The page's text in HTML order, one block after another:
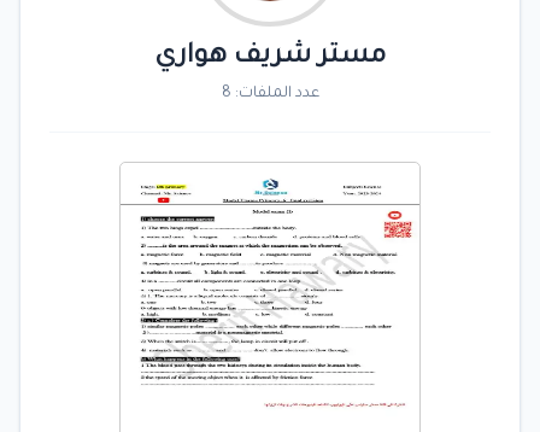
مستر شريف هواري
عدد الملفات: 8